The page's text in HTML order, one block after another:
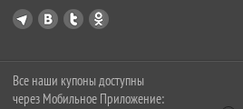
Все наши купоны доступны
через Мобильное Приложение: